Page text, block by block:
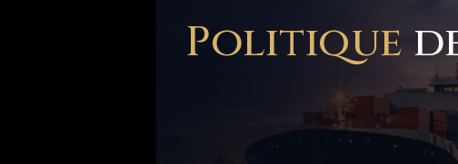
Politique